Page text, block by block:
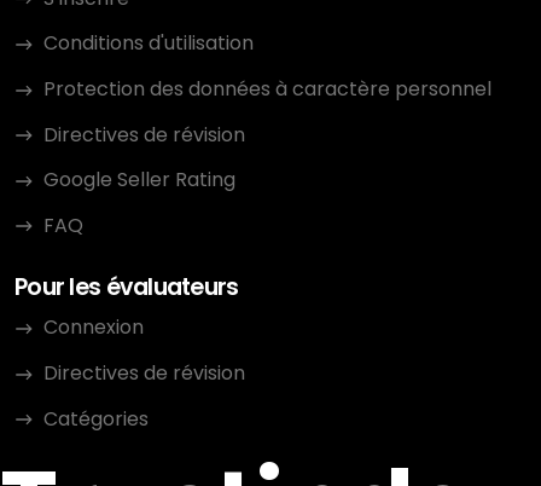
Conditions d'utilisation
Protection des données à caractère personnel
Directives de révision
Google Seller Rating
FAQ
Pour les évaluateurs
Connexion
Directives de révision
Catégories